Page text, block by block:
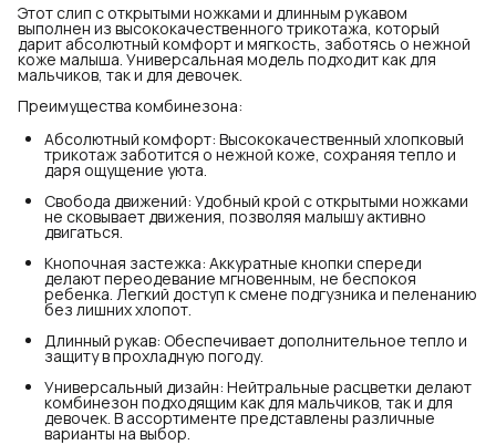
Этот слип с открытыми ножками и длинным рукавом
выполнен из высококачественного трикотажа, который
дарит абсолютный комфорт и мягкость, заботясь о нежной
коже малыша. Универсальная модель подходит как для
мальчиков, так и для девочек.
Преимущества комбинезона:
Абсолютный комфорт: Высококачественный хлопковый
трикотаж заботится о нежной коже, сохраняя тепло и
даря ощущение уюта.
Свобода движений: Удобный крой с открытыми ножками
не сковывает движения, позволяя малышу активно
двигаться.
Кнопочная застежка: Аккуратные кнопки спереди
делают переодевание мгновенным, не беспокоя
ребенка. Легкий доступ к смене подгузника и пеленанию
без лишних хлопот.
Длинный рукав: Обеспечивает дополнительное тепло и
защиту в прохладную погоду.
Универсальный дизайн: Нейтральные расцветки делают
комбинезон подходящим как для мальчиков, так и для
девочек. В ассортименте представлены различные
варианты на выбор.